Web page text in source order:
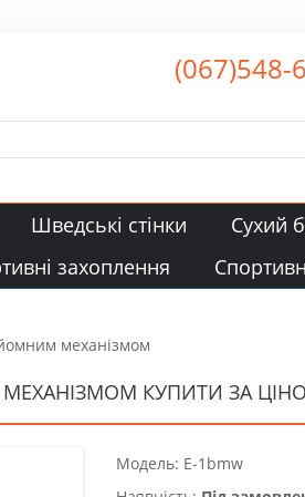
(067)548-
Шведські стінки Сухий
захоплення
механізмом
КУПИТИ ЗА
Модель: Е-1bmw